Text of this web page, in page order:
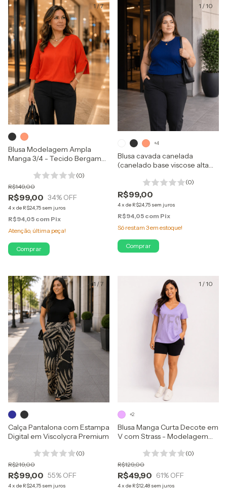
1/7
Blusa Modelagem Ampla
Manga 3/4 - Tecido Bergamo
(0)
R$99,00
R$149,00
34% OFF
4x de R$24,75 sem juros
R$94,05 com Pix
Atenção, última peça!
Comprar
1 /10
Blusa cavada canelada
(canelado base viscose alta
(0)
R$99,00
4x de R$24,75 sem juros
R$94,05 com Pix
Só restam 3em estoque!
+4
Comprar
1 /7
Calça Pantalona com Estampa
Digital em Viscolycra Premium
(0)
R$99,00
R$219,00
55% OFF
4x de R$24,75 sem juros
1 /10
Blusa Manga Curta Decote em
V com Strass - Modelagem
(0)
R$49,90
R$129,00
61% OFF
4x de R$12,48 sem juros
+2